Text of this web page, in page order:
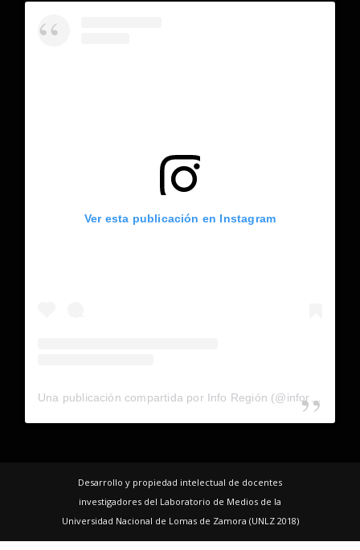
Ver esta publicación en Instagram
Desarrollo y propiedad intelectual de docentes
investigadores del Laboratorio de Medios de la
Universidad Nacional de Lomas de Zamora (UNLZ 2018)